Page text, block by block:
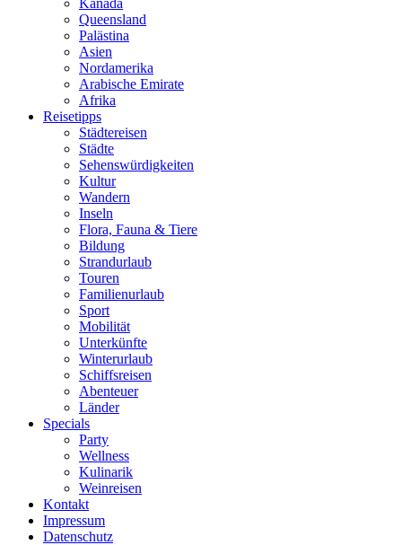
Kanada
Queensland
Palästina
Asien
Nordamerika
Arabische Emirate
Afrika
Reisetipps
Städtereisen
Städte
Sehenswürdigkeiten
Kultur
Wandern
Inseln
Flora, Fauna & Tiere
Bildung
Strandurlaub
Touren
Familienurlaub
Sport
Mobilität
Unterkünfte
Winterurlaub
Schiffsreisen
Abenteuer
Länder
Specials
Party
Wellness
Kulinarik
Weinreisen
Kontakt
Impressum
Datenschutz